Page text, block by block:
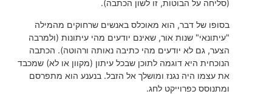
(סליחה על הבוטות, זו לשון הכתבה).
בסופו של דבר, הוא מאוכלס באנשים שרחוקים מהמילה
"עיתונאי" שנות אור, שאינם יודעים מהי עיתונות (ולמרבה
הצער, גם לא יודעים מהי כתיבה נאותה ורהוטה). הכתבה
הנוכחית היא דוגמה לתוכן שבכל עיתון (מקוון או לא) שמכבד
את עצמו היה נגנז ומושלך אל הזבל. בנענע הוא מתפרסם
ומתנוסס כפרוייקט לחג.